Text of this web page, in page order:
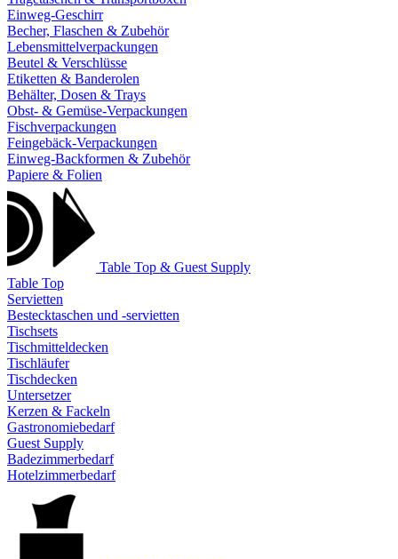
Einweg-Geschirr
Becher, Flaschen & Zubehör
Lebensmittelverpackungen
Beutel & Verschlüsse
Etiketten & Banderolen
Behälter, Dosen & Trays
Obst- & Gemüse-Verpackungen
Fischverpackungen
Feingebäck-Verpackungen
Einweg-Backformen & Zubehör
Papiere & Folien
Table Top & Guest Supply
Table Top
Servietten
Bestecktaschen und -servietten
Tischsets
Tischmitteldecken
Tischläufer
Tischdecken
Untersetzer
Kerzen & Fackeln
Gastronomiebedarf
Guest Supply
Badezimmerbedarf
Hotelzimmerbedarf